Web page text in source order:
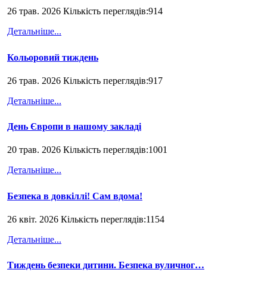
26 трав. 2026 Кількість переглядів:914
Детальніше...
Кольоровий тиждень
26 трав. 2026 Кількість переглядів:917
Детальніше...
День Європи в нашому закладі
20 трав. 2026 Кількість переглядів:1001
Детальніше...
Безпека в довкіллі! Сам вдома!
26 квіт. 2026 Кількість переглядів:1154
Детальніше...
Тиждень безпеки дитини. Безпека вуличног…